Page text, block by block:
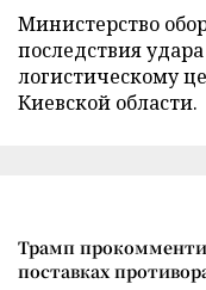
Министерство
последствия
логистическому
Киевской области.
Трамп
поставках